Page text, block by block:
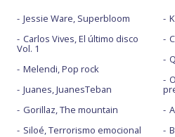
Save your tears
Save your tears - Billboard
Save your tears - con A. Grande -
Save your tears - iHeartRadio
Jessie Ware, Superbloom
Carlos Vives, El último disco
Vol. 1
Melendi, Pop rock
Juanes, JuanesTeban
Gorillaz, The mountain
Siloé, Terrorismo emocional